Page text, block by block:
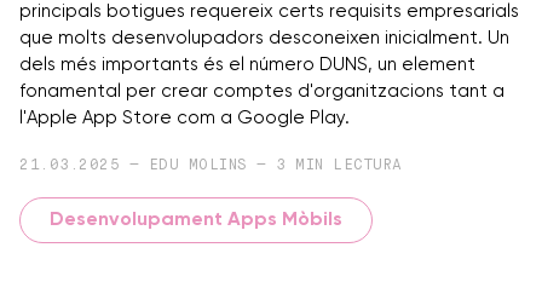
principals botigues requereix certs requisits empresarials
que molts desenvolupadors desconeixen inicialment. Un
dels més importants és el número DUNS, un element
fonamental per crear comptes d'organitzacions tant a
l'Apple App Store com a Google Play.
21.03.2025 — EDU MOLINS — 3 MIN LECTURA
Desenvolupament Apps Mòbils